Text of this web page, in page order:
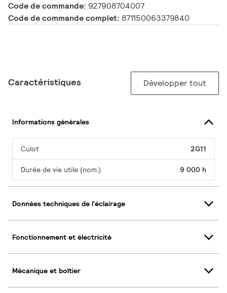
Code de commande: 927908704007
Code de commande complet: 871150063379840
Caractéristiques Développer tout
Informations générales
Culot 2G11
Durée de vie utile (nom.) 9 000 h
Données techniques de l'éclairage
Fonctionnement et électricité
Mécanique et boîtier